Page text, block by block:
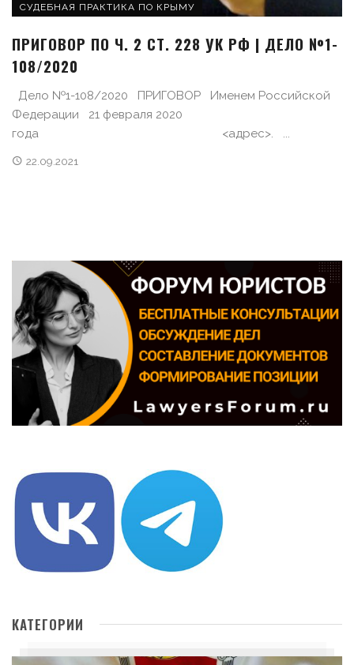
СУДЕБНАЯ ПРАКТИКА ПО КРЫМУ
ПРИГОВОР ПО Ч. 2 СТ. 228 УК РФ | ДЕЛО №1-
108/2020
Дело №1-108/2020 ПРИГОВОР Именем Российской
Федерации 21 февраля 2020
года <адрес>. ...
22.09.2021
КАТЕГОРИИ